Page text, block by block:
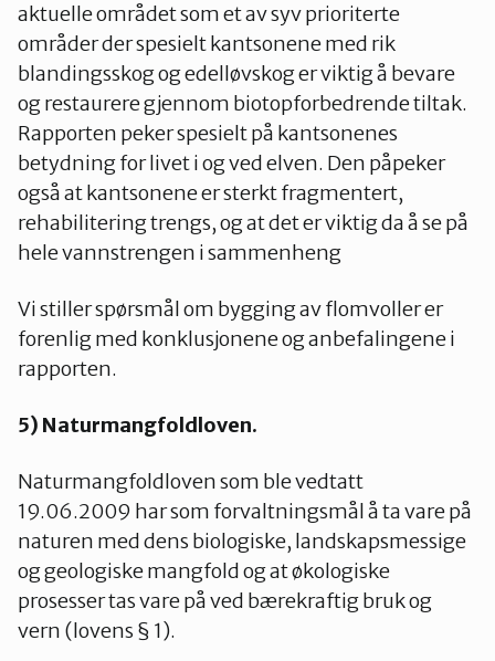
aktuelle området som et av syv prioriterte
områder der spesielt kantsonene med rik
blandingsskog og edelløvskog er viktig å bevare
og restaurere gjennom biotopforbedrende tiltak.
Rapporten peker spesielt på kantsonenes
betydning for livet i og ved elven. Den påpeker
også at kantsonene er sterkt fragmentert,
rehabilitering trengs, og at det er viktig da å se på
hele vannstrengen i sammenheng
Vi stiller spørsmål om bygging av flomvoller er
forenlig med konklusjonene og anbefalingene i
rapporten.
5) Naturmangfoldloven.
Naturmangfoldloven som ble vedtatt
19.06.2009 har som forvaltningsmål å ta vare på
naturen med dens biologiske, landskapsmessige
og geologiske mangfold og at økologiske
prosesser tas vare på ved bærekraftig bruk og
vern (lovens § 1).